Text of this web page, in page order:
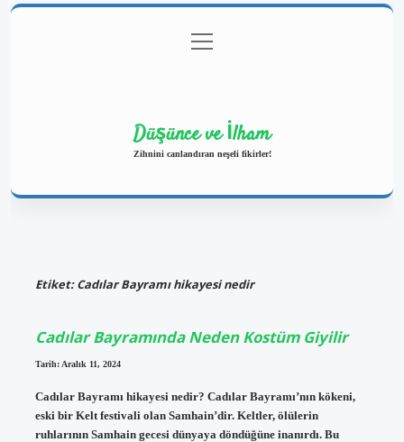
Gizlilik Politikası
menüyü
aç
Düşünce ve İlham
Zihnini canlandıran neşeli fikirler!
Etiket:Cadılar Bayramı hikayesi nedir
Cadılar Bayramında Neden Kostüm Giyilir
Tarih: Aralık 11, 2024
Cadılar Bayramı hikayesi nedir? Cadılar Bayramı’nın kökeni,
eski bir Kelt festivali olan Samhain’dir. Keltler, ölülerin
ruhlarının Samhain gecesi dünyaya döndüğüne inanırdı. Bu